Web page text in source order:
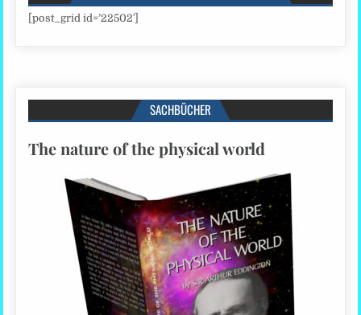
[post_grid id=’22502′]
SACHBÜCHER
The nature of the physical world